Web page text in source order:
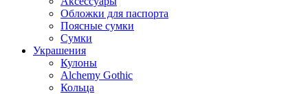
Обложки для паспорта
Поясные сумки
Сумки
Украшения
Кулоны
Alchemy Gothic
Кольца